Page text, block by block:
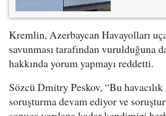
Kremlin, Azerbaycan Havayolları
savunması tarafından vurulduğuna
hakkında yorum yapmayı reddetti.
Sözcü Dmitry Peskov, “Bu
soruşturma devam ediyor ve